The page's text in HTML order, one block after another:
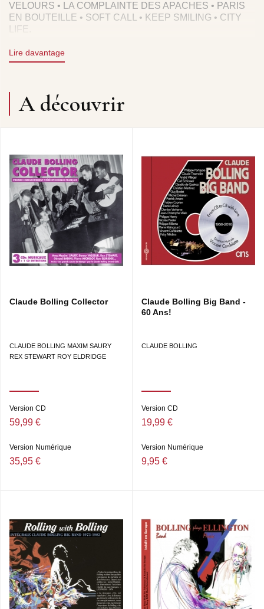
VELOURS • LA COMPLAINTE DES APACHES • PARIS
EN BOUTEILLE • SOFT CALL • KEEP SMILING • CITY
CLAUDE TISSENDIER SAXPHONE ALTO,
PHILIPPE MILANTA PIANO
PIERRE MAINGOURD CONTREBASSE
TOUTES LES COMPOSITIONS SONT DE CLAUDE
BOLLING
Lire davantage
A découvrir
Claude Bolling Collector
CLAUDE BOLLING MAXIM SAURY
REX STEWART ROY ELDRIDGE
Version CD
59,99 €
Version Numérique
35,95 €
Claude Bolling Big Band -
60 Ans!
CLAUDE BOLLING
Version CD
19,99 €
Version Numérique
9,95 €